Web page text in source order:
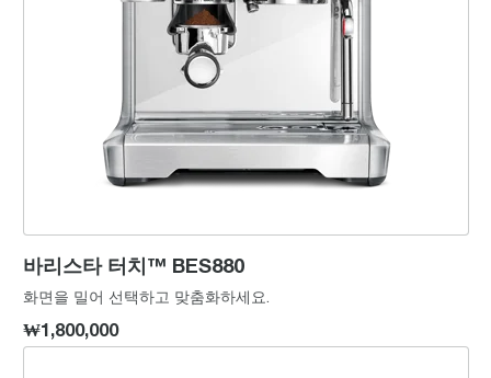
바리스타 터치™ BES880
화면을 밀어 선택하고 맞춤화하세요.
₩1,800,000